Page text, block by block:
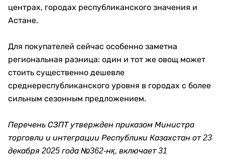
центрах, городах республиканского значения и
Астане.
Для покупателей сейчас особенно заметна
региональная разница: один и тот же овощ может
стоить существенно дешевле
среднереспубликанского уровня в городах с более
сильным сезонным предложением.
Перечень СЗПТ утвержден приказом Министра
торговли и интеграции Республики Казахстан от 23
декабря 2025 года №362-нқ, включает 31